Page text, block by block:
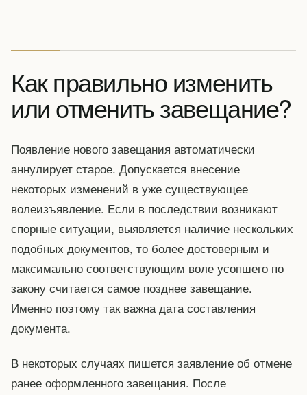
Как правильно изменить
или отменить завещание?
Появление нового завещания автоматически
аннулирует старое. Допускается внесение
некоторых изменений в уже существующее
волеизъявление. Если в последствии возникают
спорные ситуации, выявляется наличие нескольких
подобных документов, то более достоверным и
максимально соответствующим воле усопшего по
закону считается самое позднее завещание.
Именно поэтому так важна дата составления
документа.
В некоторых случаях пишется заявление об отмене
ранее оформленного завещания. После